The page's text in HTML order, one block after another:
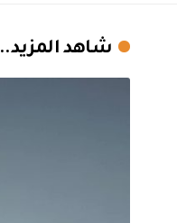
شاهد المزيد..